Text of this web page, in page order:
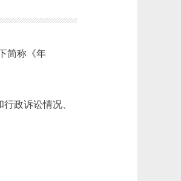
简称《年
政诉讼情况、